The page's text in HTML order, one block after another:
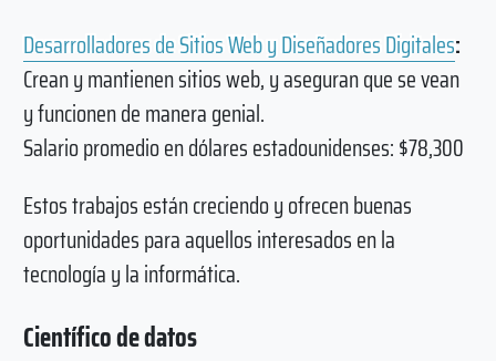
Desarrolladores de Sitios Web y Diseñadores Digitales:
Crean y mantienen sitios web, y aseguran que se vean
y funcionen de manera genial.
Salario promedio en dólares estadounidenses: $78,300
Estos trabajos están creciendo y ofrecen buenas
oportunidades para aquellos interesados en la
tecnología y la informática.
Científico de datos